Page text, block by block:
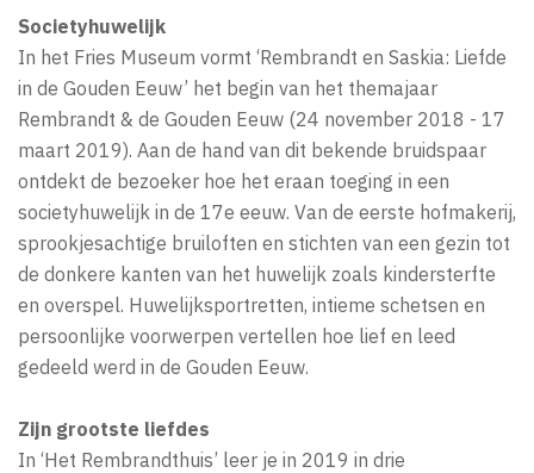
Societyhuwelijk
In het Fries Museum vormt ‘Rembrandt en Saskia: Liefde
in de Gouden Eeuw’ het begin van het themajaar
Rembrandt & de Gouden Eeuw (24 november 2018 - 17
maart 2019). Aan de hand van dit bekende bruidspaar
ontdekt de bezoeker hoe het eraan toeging in een
societyhuwelijk in de 17e eeuw. Van de eerste hofmakerij,
sprookjesachtige bruiloften en stichten van een gezin tot
de donkere kanten van het huwelijk zoals kindersterfte
en overspel. Huwelijksportretten, intieme schetsen en
persoonlijke voorwerpen vertellen hoe lief en leed
gedeeld werd in de Gouden Eeuw.
Zijn grootste liefdes
In ‘Het Rembrandthuis’ leer je in 2019 in drie